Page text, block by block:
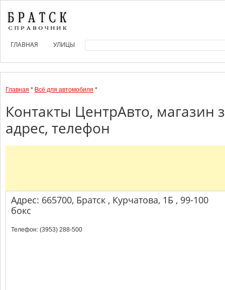
ГЛАВНАЯ УЛИЦЫ
Главная * Всё для автомобиля *
Контакты ЦентрАвто, магазин
адрес, телефон
Адрес: 665700, Братск , Курчатова, 1Б , 99-100
бокс
Телефон: (3953) 288-500